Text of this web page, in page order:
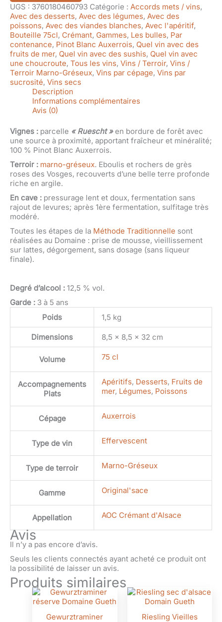
UGS : 3760180460793 Catégorie : Accords mets / vins,
Avec des desserts, Avec des légumes, Avec des
poissons, Avec des viandes blanches, Avec l'apéritif,
Bouteille 75cl, Crémant, Gammes, Les bulles, Par
contenance, Pinot Blanc Auxerrois, Quel vin avec des
fruits de mer, Quel vin avec des sushis, Quel vin avec
une choucroute, Tous les vins, Vins / Terroir, Vins /
Terroir Marno-Gréseux, Vins par cépage, Vins par
sucrosité, Vins secs
Description
Informations complémentaires
Avis (0)
Vignes : parcelle « Ruescht »en bordure de forêt avec
une source à proximité, apportant fraîcheur et minéralité;
100 % Pinot Blanc Auxerrois.
Terroir : marno-gréseux. Eboulis et rochers de grès
roses des Vosges, recouverts d’une belle terre profonde
riche en argile.
En cave : pressurage lent et doux, fermentation sans
rajout de levures; après 1ère fermentation, sulfitage très
modéré.
Toutes les étapes de la Méthode Traditionnelle sont
réalisées au Domaine : prise de mousse, vieillissement
sur lattes, dégorgement, sans dosage (sans liqueur
finale).
Degré d’alcool : 12,5 % vol.
Garde : 3 à 5 ans
Poids
1,5 kg
Dimensions 8,5 × 8,5 × 32 cm
Volume 75 cl
Accompagnements
Plats
Apéritifs, Desserts, Fruits de
mer, Légumes, Poissons
Cépage Auxerrois
Type de vin Effervescent
Type de terroir Marno-Gréseux
Gamme Original'sace
Appellation AOC Crémant d'Alsace
Avis
Il n’y a pas encore d’avis.
Seuls les clients connectés ayant acheté ce produit ont
la possibilité de laisser un avis.
Produits similaires
Gewurztraminer
Riesling Vieilles